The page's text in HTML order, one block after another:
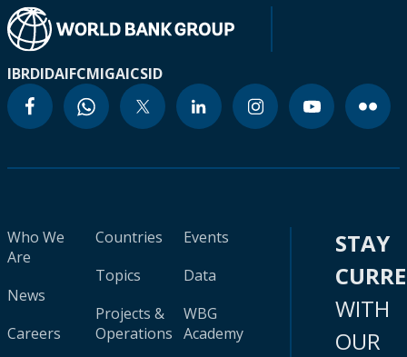
IBRDIDAIFCMIGAICSID
Who We
Are
News
Careers
Countries
Topics
Projects &
Operations
Events
Data
WBG
Academy
STAY
WITH
OUR